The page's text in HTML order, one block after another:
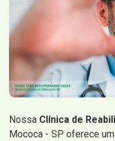
Nossa Clínica de
Mococa - SP oferece